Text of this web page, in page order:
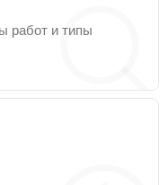
работ и типы